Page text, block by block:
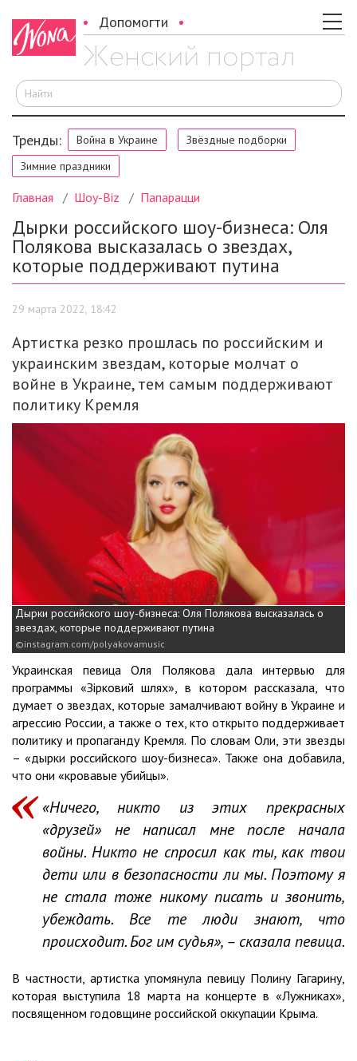
Допомогти
Тренды: Война в Украине
Звёздные подборки
Зимние праздники
Главная Шоу-Biz Папарацци
Дырки российского шоу-бизнеса: Оля
Полякова высказалась о звездах,
которые поддерживают путина
29 марта 2022, 18:42
Артистка резко прошлась по российским и
украинским звездам, которые молчат о
войне в Украине, тем самым поддерживают
политику Кремля
Дырки российского шоу-бизнеса: Оля Полякова высказалась о
звездах, которые поддерживают путина
instagram.com/polyakovamusic
Украинская певица Оля Полякова дала интервью для
программы «Зірковий шлях», в котором рассказала, что
думает о звездах, которые замалчивают войну в Украине и
агрессию России, а также о тех, кто открыто поддерживает
политику и пропаганду Кремля. По словам Оли, эти звезды
– «дырки российского шоу-бизнеса». Также она добавила,
что они «кровавые убийцы».
«Ничего, никто из этих прекрасных
«друзей» не написал мне после начала
войны. Никто не спросил как ты, как твои
дети или в безопасности ли мы. Поэтому я
не стала тоже никому писать и звонить,
убеждать. Все те люди знают, что
происходит. Бог им судья», – сказала певица.
В частности, артистка упомянула певицу Полину Гагарину,
которая выступила 18 марта на концерте в «Лужниках»,
посвященном годовщине российской оккупации Крыма.